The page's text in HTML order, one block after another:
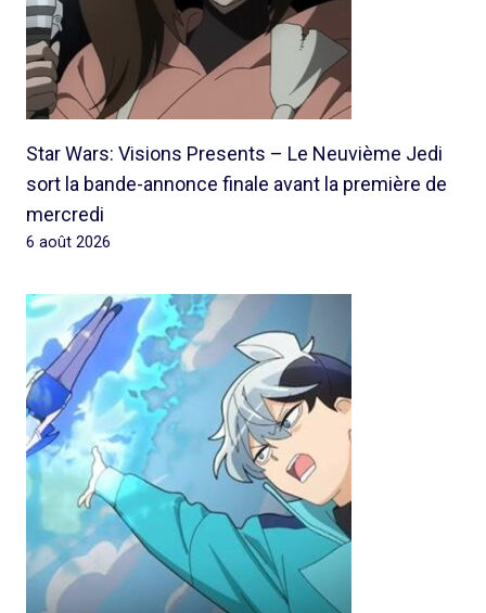
Star Wars: Visions Presents – Le Neuvième Jedi
sort la bande-annonce finale avant la première de
mercredi
6 août 2026